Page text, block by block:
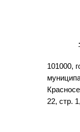
101000,
22, стр.